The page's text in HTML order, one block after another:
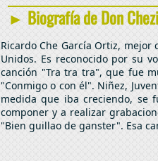
► Biografía de Don
Ricardo Che García Ortiz,
Unidos. Es reconocido por su
canción "Tra tra tra", que fue
"Conmigo o con él". Niñez,
medida que iba creciendo, se
componer y a realizar
"Bien guillao de ganster". Esa